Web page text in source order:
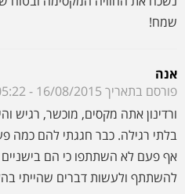
אף פעם לא השתתפו כי הם
להשתתף ולעשות דברים שהייתי
פורסם בתאריך 25/07/2015 - 14:13:58
ורדי תודה על הפעלת יום הולדת
מחמאות והכל בזכותך.שימחת את
פשוט. תודה רבה רבה